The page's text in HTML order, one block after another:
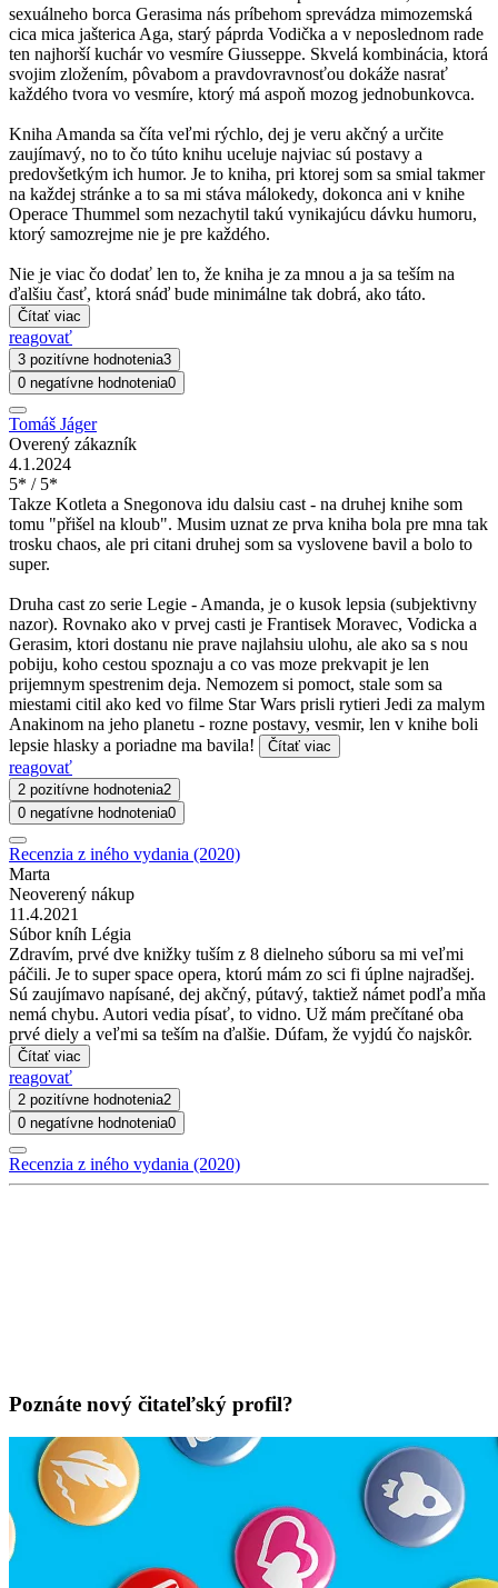
sexuálneho borca Gerasima nás príbehom sprevádza mimozemská
cica mica jašterica Aga, starý páprda Vodička a v neposlednom rade
ten najhorší kuchár vo vesmíre Giusseppe. Skvelá kombinácia, ktorá
svojim zložením, pôvabom a pravdovravnosťou dokáže nasrať
každého tvora vo vesmíre, ktorý má aspoň mozog jednobunkovca.
Kniha Amanda sa číta veľmi rýchlo, dej je veru akčný a určite
zaujímavý, no to čo túto knihu uceluje najviac sú postavy a
predovšetkým ich humor. Je to kniha, pri ktorej som sa smial takmer
na každej stránke a to sa mi stáva málokedy, dokonca ani v knihe
Operace Thummel som nezachytil takú vynikajúcu dávku humoru,
ktorý samozrejme nie je pre každého.
Nie je viac čo dodať len to, že kniha je za mnou a ja sa teším na
ďalšiu časť, ktorá snáď bude minimálne tak dobrá, ako táto.
Čítať viac
reagovať
3 pozitívne hodnotenia3
0 negatívne hodnotenia0
Tomáš Jáger
Overený zákazník
4.1.2024
5* / 5*
Takze Kotleta a Snegonova idu dalsiu cast - na druhej knihe som
tomu "přišel na kloub". Musim uznat ze prva kniha bola pre mna tak
trosku chaos, ale pri citani druhej som sa vyslovene bavil a bolo to
super.
Druha cast zo serie Legie - Amanda, je o kusok lepsia (subjektivny
nazor). Rovnako ako v prvej casti je Frantisek Moravec, Vodicka a
Gerasim, ktori dostanu nie prave najlahsiu ulohu, ale ako sa s nou
pobiju, koho cestou spoznaju a co vas moze prekvapit je len
prijemnym spestrenim deja. Nemozem si pomoct, stale som sa
miestami citil ako ked vo filme Star Wars prisli rytieri Jedi za malym
Anakinom na jeho planetu - rozne postavy, vesmir, len v knihe boli
lepsie hlasky a poriadne ma bavila!
Čítať viac
reagovať
2 pozitívne hodnotenia2
0 negatívne hodnotenia0
Recenzia z iného vydania (2020)
Marta
Neoverený nákup
11.4.2021
Súbor kníh Légia
Zdravím, prvé dve knižky tuším z 8 dielneho súboru sa mi veľmi
páčili. Je to super space opera, ktorú mám zo sci fi úplne najradšej.
Sú zaujímavo napísané, dej akčný, pútavý, taktiež námet podľa mňa
nemá chybu. Autori vedia písať, to vidno. Už mám prečítané oba
prvé diely a veľmi sa teším na ďalšie. Dúfam, že vyjdú čo najskôr.
Čítať viac
reagovať
2 pozitívne hodnotenia2
0 negatívne hodnotenia0
Recenzia z iného vydania (2020)
Poznáte nový čitateľský profil?